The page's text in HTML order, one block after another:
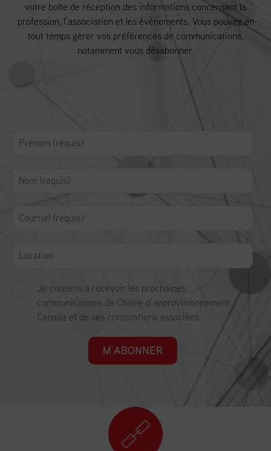
votre boîte de réception des informations concernant la
profession, l’association et les événements. Vous pouvez en
tout temps gérer vos préférences de communications,
notamment vous désabonner.
Je consens à recevoir les prochaines
communications de Chaîne d’approvisionnement
Canada et de ses corporations associées.
M’ABONNER